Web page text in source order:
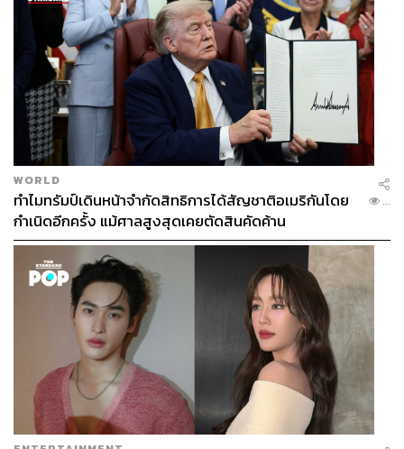
WORLD
ทำไมทรัมป์เดินหน้าจำกัดสิทธิการได้สัญชาติอเมริกันโดย
กำเนิดอีกครั้ง แม้ศาลสูงสุดเคยตัดสินคัดค้าน
...